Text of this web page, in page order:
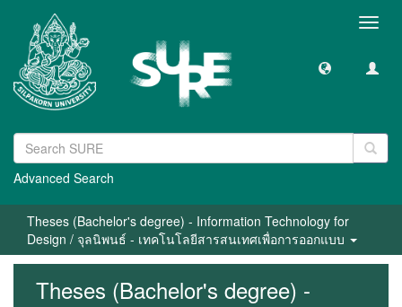
Advanced Search
Theses (Bachelor's degree) - Information Technology for
Design / จุลนิพนธ์ - เทคโนโลยีสารสนเทศเพื่อการออกแบบ
Theses (Bachelor's degree) -